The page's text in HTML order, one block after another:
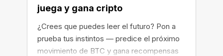
juega y gana cripto
¿Crees que puedes leer el futuro? Pon a
prueba tus instintos — predice el próximo
movimiento de BTC y gana recompensas